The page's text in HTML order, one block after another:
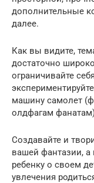
дополнительные
далее.
Как вы видите,
достаточно
ограничивайте
машину самолет
олдфагам
Создавайте и
вашей фантазии, а
ребенку о своем
увлечения